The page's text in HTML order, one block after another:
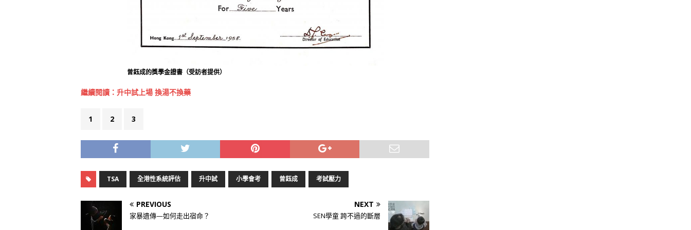
曾鈺成的獎學金證書（受訪者提供）
繼續閱讀： 升中試上場 換湯不換藥
1 2 3
TSA 全港性系統評估 升中試 小學會考 曾鈺成 考試壓力
PREVIOUS
家暴遺傳—如何走出宿命？
NEXT
SEN學童 跨不過的斷層